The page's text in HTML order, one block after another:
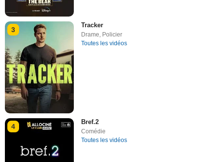
3
Tracker
Drame, Policier
Toutes les vidéos
4
Bref.2
Comédie
Toutes les vidéos